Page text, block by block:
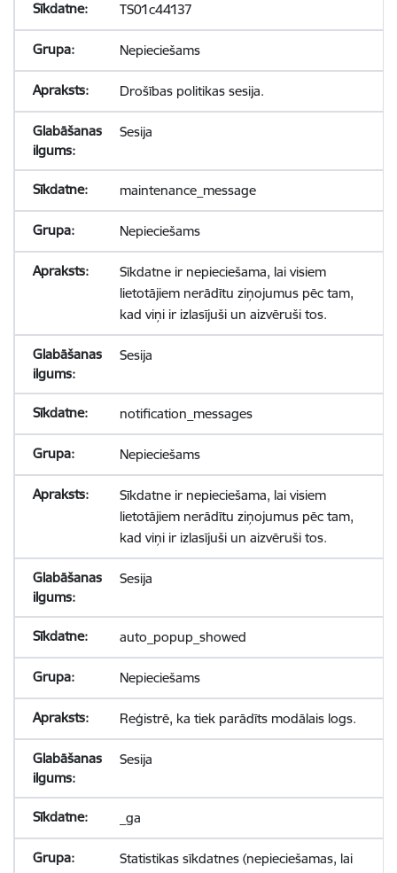
TS01c44137
Nepieciešams
Drošības politikas sesija.
Sesija
maintenance_message
Nepieciešams
Sīkdatne ir nepieciešama, lai visiem
lietotājiem nerādītu ziņojumus pēc tam,
kad viņi ir izlasījuši un aizvēruši tos.
Sesija
notification_messages
Nepieciešams
Sīkdatne ir nepieciešama, lai visiem
lietotājiem nerādītu ziņojumus pēc tam,
kad viņi ir izlasījuši un aizvēruši tos.
Sesija
auto_popup_showed
Nepieciešams
Reģistrē, ka tiek parādīts modālais logs.
Sesija
_ga
Statistikas sīkdatnes (nepieciešamas, lai